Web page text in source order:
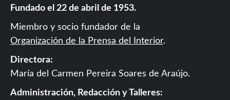
Fundado el 22 de abril de 1953.
Miembro y socio fundador de la
Organización de la Prensa del Interior.
Directora:
María del Carmen Pereira Soares de Araújo.
Administración, Redacción y Talleres: